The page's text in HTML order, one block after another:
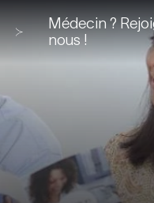
Médecin ?
nous !